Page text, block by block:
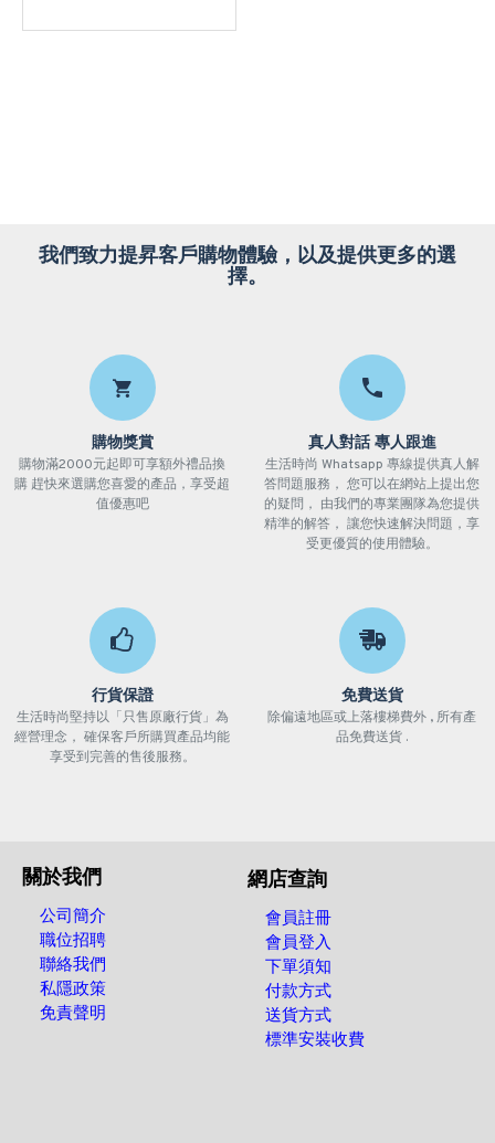
我們致力提昇客戶購物體驗，以及提供更多的選
擇。
購物獎賞
購物滿2000元起即可享額外禮品換
購 趕快來選購您喜愛的產品，享受超
值優惠吧
真人對話 專人跟進
生活時尚 Whatsapp 專線提供真人解
答問題服務， 您可以在網站上提出您
的疑問， 由我們的專業團隊為您提供
精準的解答， 讓您快速解決問題，享
受更優質的使用體驗。
行貨保證
生活時尚堅持以「只售原廠行貨」為
經營理念， 確保客戶所購買產品均能
享受到完善的售後服務。
免費送貨
除偏遠地區或上落樓梯費外 , 所有產
品免費送貨 .
關於我們
公司簡介
職位招聘
聯絡我們
私隱政策
免責聲明
網店查詢
會員註冊
會員登入
下單須知
付款方式
送貨方式
標準安裝收費